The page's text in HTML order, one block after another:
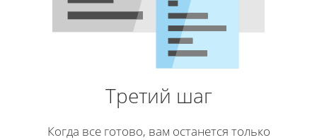
Третий шаг
Когда все готово, вам останется только